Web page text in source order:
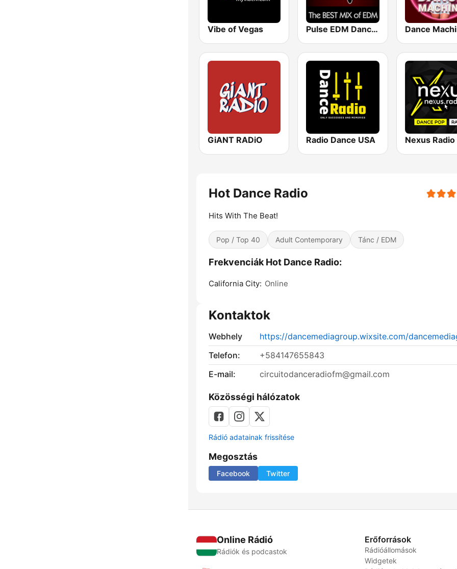
Vibe of Vegas Pulse EDM Dance Music Dance
GiANT RADiO Radio Dance USA
Hot Dance Radio
Hits With The Beat!
Pop / Top 40 Adult Contemporary Tánc / EDM
Frekvenciák Hot Dance Radio:
California City: Online
Kontaktok
Webhely
https://dancemediagroup.wixsite.com/
Telefon:
+584147655843
E-mail:
circuitodanceradiofm@gmail.com
Közösségi hálózatok
Rádió adatainak frissítése
Megosztás
Facebook Twitter
Online Rádió
Rádiók és podcastok
Erőforrások
Rádióállomások
Widgetek